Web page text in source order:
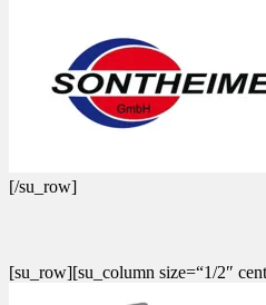
[/su_row]
[su_row][su_column size=“1/2″